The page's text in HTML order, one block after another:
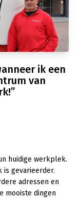
ik een
van
huidige werkplek.
is gevarieerder.
adressen en
mooiste dingen